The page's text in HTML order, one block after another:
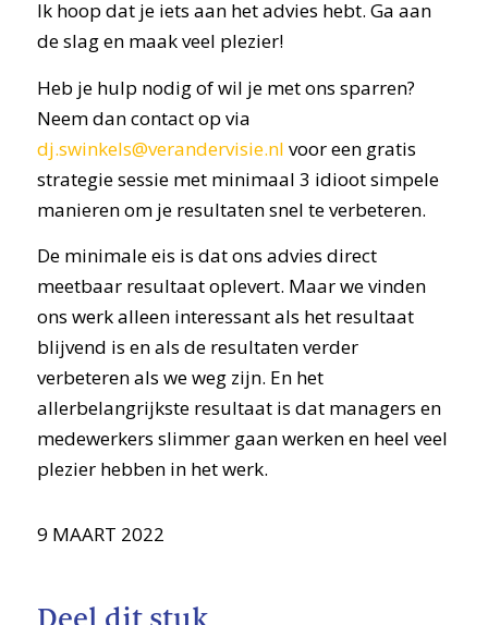
Ik hoop dat je iets aan het advies hebt. Ga aan
de slag en maak veel plezier!
Heb je hulp nodig of wil je met ons sparren?
Neem dan contact op via
dj.swinkels@verandervisie.nl voor een gratis
strategie sessie met minimaal 3 idioot simpele
manieren om je resultaten snel te verbeteren.
De minimale eis is dat ons advies direct
meetbaar resultaat oplevert. Maar we vinden
ons werk alleen interessant als het resultaat
blijvend is en als de resultaten verder
verbeteren als we weg zijn. En het
allerbelangrijkste resultaat is dat managers en
medewerkers slimmer gaan werken en heel veel
plezier hebben in het werk.
9 MAART 2022